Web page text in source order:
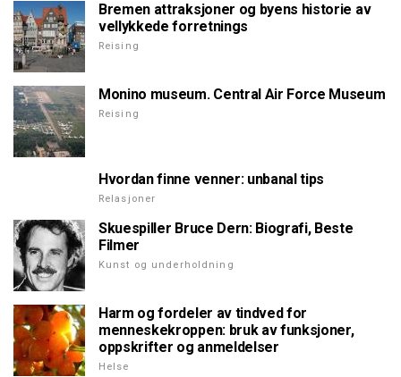
Bremen attraksjoner og byens historie av
vellykkede forretnings
Reising
Monino museum. Central Air Force Museum
Reising
Hvordan finne venner: unbanal tips
Relasjoner
Skuespiller Bruce Dern: Biografi, Beste
Filmer
Kunst og underholdning
Harm og fordeler av tindved for
menneskekroppen: bruk av funksjoner,
oppskrifter og anmeldelser
Helse